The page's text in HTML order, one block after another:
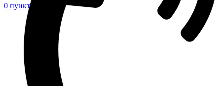
0 пунктов